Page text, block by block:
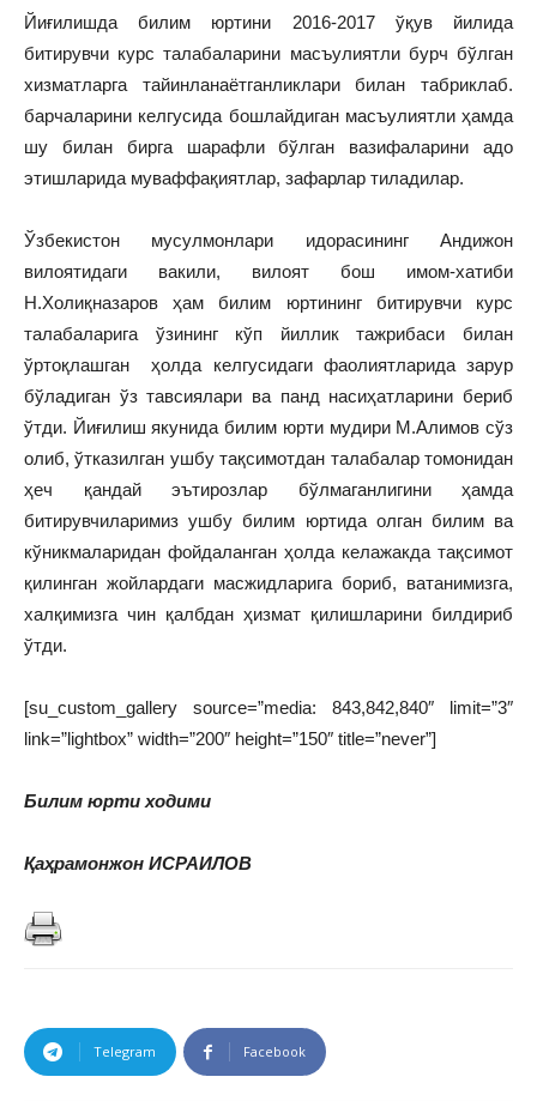
Йиғилишда билим юртини 2016-2017 ўқув йилида
битирувчи курс талабаларини масъулиятли бурч бўлган
хизматларга тайинланаётганликлари билан табриклаб.
барчаларини келгусида бошлайдиган масъулиятли ҳамда
шу билан бирга шарафли бўлган вазифаларини адо
этишларида муваффақиятлар, зафарлар тиладилар.
Ўзбекистон мусулмонлари идорасининг Андижон
вилоятидаги вакили, вилоят бош имом-хатиби
Н.Холиқназаров ҳам билим юртининг битирувчи курс
талабаларига ўзининг кўп йиллик тажрибаси билан
ўртоқлашган ҳолда келгусидаги фаолиятларида зарур
бўладиган ўз тавсиялари ва панд насиҳатларини бериб
ўтди. Йиғилиш якунида билим юрти мудири М.Алимов сўз
олиб, ўтказилган ушбу тақсимотдан талабалар томонидан
ҳеч қандай эътирозлар бўлмаганлигини ҳамда
битирувчиларимиз ушбу билим юртида олган билим ва
кўникмаларидан фойдаланган ҳолда келажакда тақсимот
қилинган жойлардаги масжидларига бориб, ватанимизга,
халқимизга чин қалбдан ҳизмат қилишларини билдириб
ўтди.
[su_custom_gallery source=”media: 843,842,840″ limit=”3″
link=”lightbox” width=”200″ height=”150″ title=”never”]
Билим юрти ходими
Қаҳрамонжон ИСРАИЛОВ
Telegram Facebook